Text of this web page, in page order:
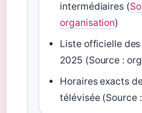
intermédiaires (
organisation)
Liste officielle
2025 (Source :
Horaires exacts
télévisée (Source